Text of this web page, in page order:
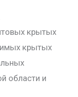
крытых
крытых
области и